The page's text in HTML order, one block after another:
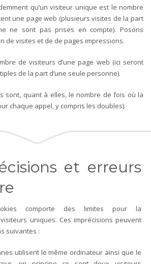
qu’un visiteur unique est le nombre
une page web (plusieurs visites de la part
ne sont pas prises en compte). Posons
de visites et de de pages impressions.
de visiteurs d’une page web (ici seront
de la part d’une seule personne).
sont, quant à elles, le nombre de fois où la
chaque appel, y compris les doubles).
et erreurs
comporte des limites pour la
uniques. Ces imprécisions peuvent
suivantes :
utilisent le même ordinateur ainsi que le